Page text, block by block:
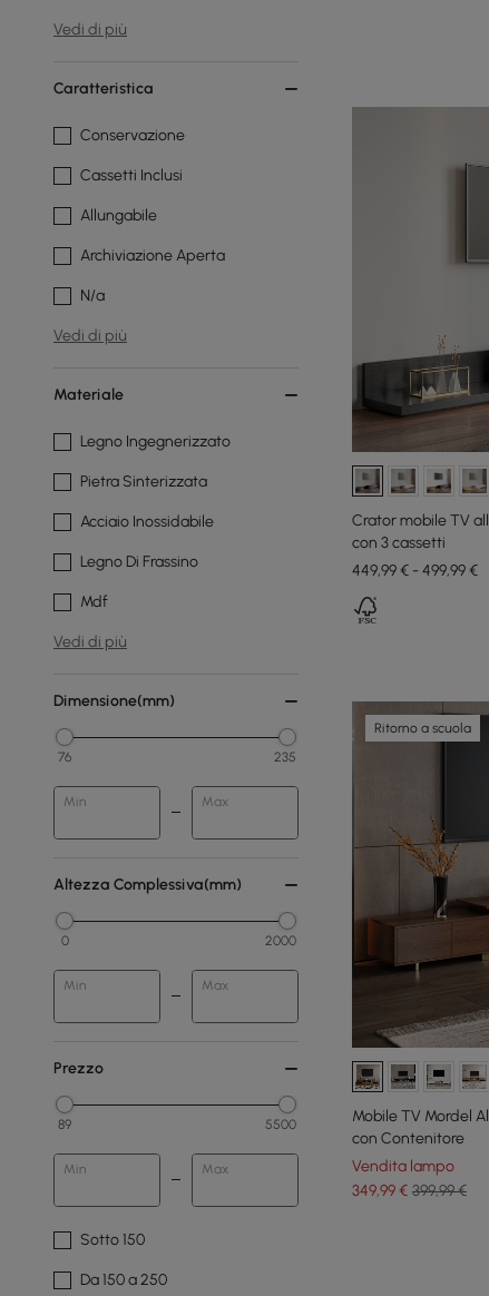
Vedi di più
Caratteristica
Conservazione
Cassetti Inclusi
Allungabile
Archiviazione Aperta
N/a
Vedi di più
Materiale
Legno Ingegnerizzato
Pietra Sinterizzata
Acciaio Inossidabile
Legno Di Frassino
Mdf
Vedi di più
Dimensione(mm)
76 235
Min Max
Altezza Complessiva(mm)
0 2000
Min Max
Prezzo
89 5500
Min Max
Sotto 150
Da 150 a 250
Crator mobile TV
con 3 cassetti
449,99 € - 499,99 €
Ritorno a scuola
Mobile TV Mordel
con Contenitore
Vendita lampo
349,99€ 399,99 €